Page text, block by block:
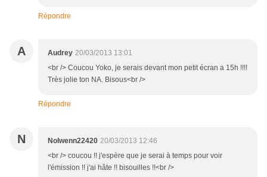
Répondre
A Audrey 20/03/2013 13:01
<br /> Coucou Yoko, je serais devant mon petit écran a 15h !!!!
Très jolie ton NA. Bisous<br />
Répondre
N Nolwenn22420 20/03/2013 12:46
<br /> coucou !! j'espère que je serai à temps pour voir
l'émission !! j'ai hâte !! bisouilles !!<br />